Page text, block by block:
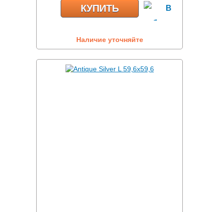
КУПИТЬ
Наличие уточняйте